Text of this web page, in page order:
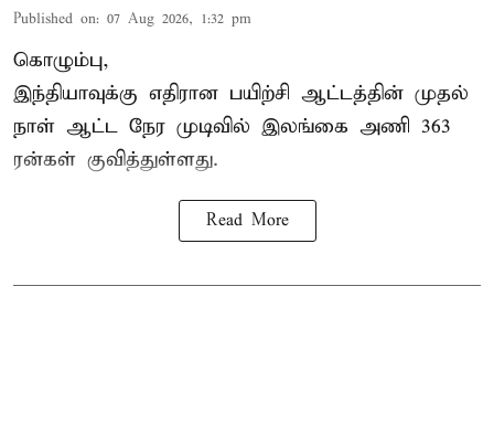
Published on: 07 Aug 2026, 1:32 pm
கொழும்பு,
இந்தியாவுக்கு எதிரான பயிற்சி ஆட்டத்தின் முதல்
நாள் ஆட்ட நேர முடிவில் இலங்கை அணி 363
ரன்கள் குவித்துள்ளது.
Read More